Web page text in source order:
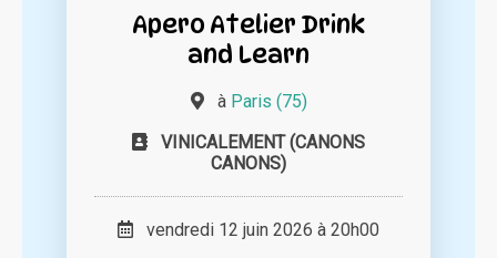
Apero Atelier Drink
and Learn
à Paris (75)
VINICALEMENT (CANONS
CANONS)
vendredi 12 juin 2026 à 20h00